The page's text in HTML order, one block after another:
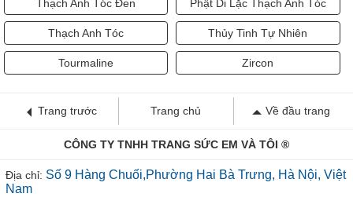
Thạch Anh Tóc Đen Phật Di Lặc Thạch Anh Tóc
Thạch Anh Tóc Thủy Tinh Tự Nhiên
Tourmaline Zircon
Trang trước Trang chủ Về đầu trang
CÔNG TY TNHH TRANG SỨC EM VÀ TÔI ®
Địa chỉ: Số 9 Hàng Chuối,Phường Hai Bà Trưng, Hà Nội, Việt
Nam